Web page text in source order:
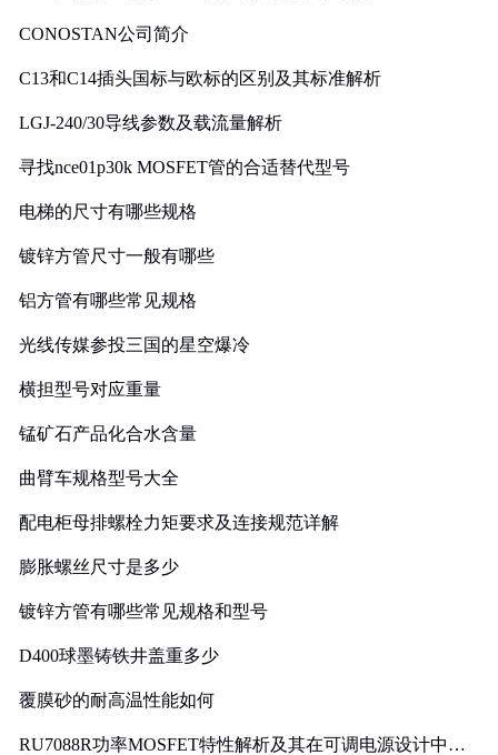
CONOSTAN公司简介
C13和C14插头国标与欧标的区别及其标准解析
LGJ-240/30导线参数及载流量解析
寻找nce01p30k MOSFET管的合适替代型号
电梯的尺寸有哪些规格
镀锌方管尺寸一般有哪些
铝方管有哪些常见规格
光线传媒参投三国的星空爆冷
横担型号对应重量
锰矿石产品化合水含量
曲臂车规格型号大全
配电柜母排螺栓力矩要求及连接规范详解
膨胀螺丝尺寸是多少
镀锌方管有哪些常见规格和型号
D400球墨铸铁井盖重多少
覆膜砂的耐高温性能如何
RU7088R功率MOSFET特性解析及其在可调电源设计中的